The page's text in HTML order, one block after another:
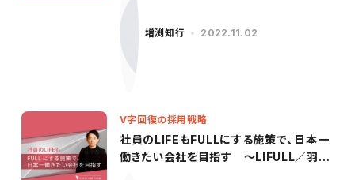
増渕知行 2022.11.02
V字回復の採用戦略
社員のLIFEもFULLにする施策で、日本一
働きたい会社を目指す 〜LIFULL／羽田